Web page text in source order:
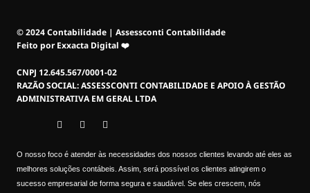
© 2024 Contabilidade | Assessconti Contabilidade
Feito por Exxacta Digital ❤️
CNPJ 12.645.567/0001-02
RAZÃO SOCIAL: ASSESSCONTI CONTABILIDADE E APOIO À GESTÃO
ADMINISTRATIVA EM GERAL LTDA
O nosso foco é atender às necessidades dos nossos clientes levando até eles as
melhores soluções contábeis. Assim, será possível os clientes atingirem o
sucesso empresarial de forma segura e saudável. Se eles crescem, nós